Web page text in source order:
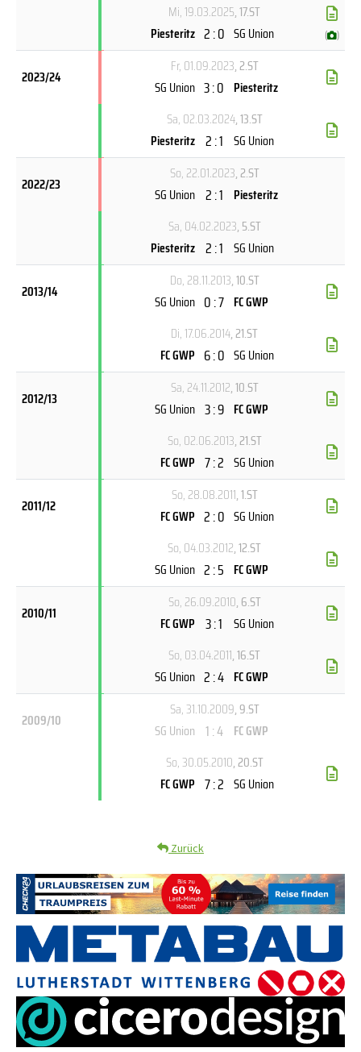
Mi, 19.03.2025, 17.ST
Piesteritz 2 : 0 SG Union ( )
2023/24
Fr, 01.09.2023, 2.ST
SG Union 3 : 0 Piesteritz
Sa, 02.03.2024, 13.ST
Piesteritz 2 : 1 SG Union
2022/23
So, 22.01.2023, 2.ST
SG Union 2 : 1 Piesteritz
Sa, 04.02.2023, 5.ST
Piesteritz 2 : 1 SG Union
2013/14
Do, 28.11.2013, 10.ST
SG Union 0 : 7 FC GWP
Di, 17.06.2014, 21.ST
FC GWP 6 : 0 SG Union
2012/13
Sa, 24.11.2012, 10.ST
SG Union 3 : 9 FC GWP
So, 02.06.2013, 21.ST
FC GWP 7 : 2 SG Union
2011/12
So, 28.08.2011, 1.ST
FC GWP 2 : 0 SG Union
So, 04.03.2012, 12.ST
SG Union 2 : 5 FC GWP
2010/11
So, 26.09.2010, 6.ST
FC GWP 3 : 1 SG Union
So, 03.04.2011, 16.ST
SG Union 2 : 4 FC GWP
2009/10
Sa, 31.10.2009, 9.ST
SG Union 1 : 4 FC GWP
So, 30.05.2010, 20.ST
FC GWP 7 : 2 SG Union
Zurück